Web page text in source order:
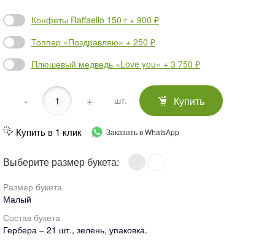
Конфеты Raffaello 150 г + 900 ₽
Топпер «Поздравляю» + 250 ₽
Плюшевый медведь «Love you» + 3 750 ₽
- + шт. Купить
Купить в 1 клик Заказать в WhatsApp
Выберите размер букета:
Размер букета
Малый
Состав букета
Гербера – 21 шт., зелень, упаковка.